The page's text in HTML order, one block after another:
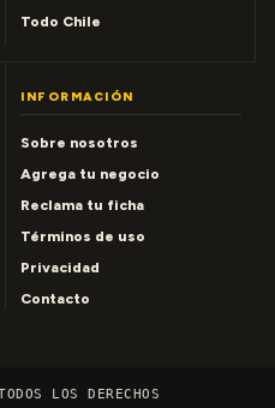
Todo Chile
INFORMACIÓN
Sobre nosotros
Agrega tu negocio
Reclama tu ficha
Términos de uso
Privacidad
Contacto
LOS DERECHOS